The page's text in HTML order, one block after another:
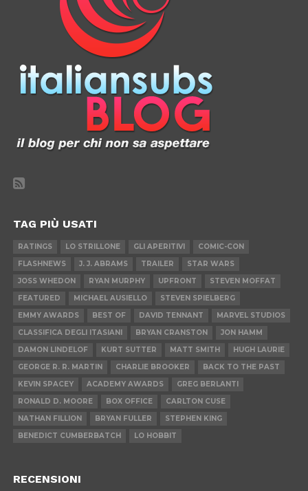
TAG PIÙ USATI
RATINGS LO STRILLONE GLI APERITIVI
COMIC-CON
FLASHNEWS
J. J. ABRAMS TRAILER
STAR WARS
JOSS WHEDON
RYAN MURPHY UPFRONT
STEVEN MOFFAT
FEATURED
MICHAEL AUSIELLO
STEVEN SPIELBERG
EMMY AWARDS
BEST OF DAVID TENNANT
MARVEL STUDIOS
CLASSIFICA DEGLI ITASIANI
BRYAN CRANSTON
JON HAMM
DAMON LINDELOF
KURT SUTTER MATT SMITH
HUGH LAURIE
GEORGE R. R. MARTIN
CHARLIE BROOKER
BACK TO THE PAST
KEVIN SPACEY
ACADEMY AWARDS
GREG BERLANTI
RONALD D. MOORE
BOX OFFICE
CARLTON CUSE
NATHAN FILLION
BRYAN FULLER
STEPHEN KING
BENEDICT CUMBERBATCH
LO HOBBIT
RECENSIONI